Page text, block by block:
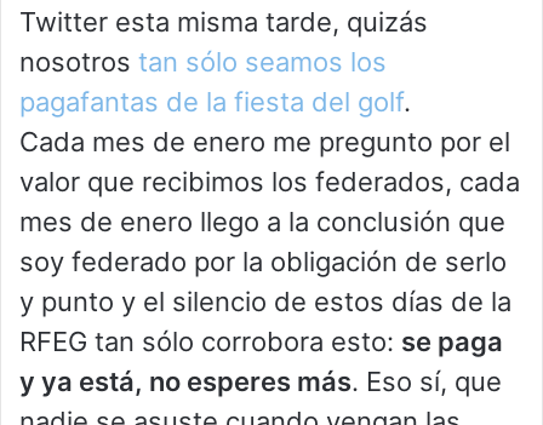
Twitter esta misma tarde, quizás
nosotros tan sólo seamos los
pagafantas de la fiesta del golf.
Cada mes de enero me pregunto por el
valor que recibimos los federados, cada
mes de enero llego a la conclusión que
soy federado por la obligación de serlo
y punto y el silencio de estos días de la
RFEG tan sólo corrobora esto: se paga
y ya está, no esperes más. Eso sí, que